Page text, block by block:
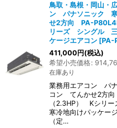
鳥取・島根・岡山・
ン パナソニック
せ2方向 PA-
リーズ シングル
ケージエアコン [PA-
411,000円(税込)
希望小売価格:
在庫あり
業務用エアコン パ
コン てんかせ2方
（2.3HP） Kシリ
寒冷地向けパッケ
（定…